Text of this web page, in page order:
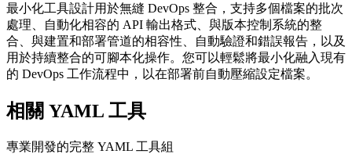
最小化工具設計用於無縫 DevOps 整合，支持多個檔案的批次
處理、自動化相容的 API 輸出格式、與版本控制系統的整
合、與建置和部署管道的相容性、自動驗證和錯誤報告，以及
用於持續整合的可腳本化操作。您可以輕鬆將最小化融入現有
的 DevOps 工作流程中，以在部署前自動壓縮設定檔案。
相關 YAML 工具
專業開發的完整 YAML 工具組